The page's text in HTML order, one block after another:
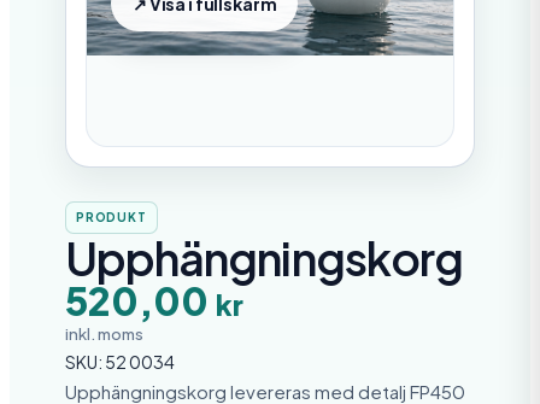
PRODUKT
Upphängningskorg
520,00 kr
inkl. moms
SKU: 52 0034
Upphängningskorg levereras med detalj FP450